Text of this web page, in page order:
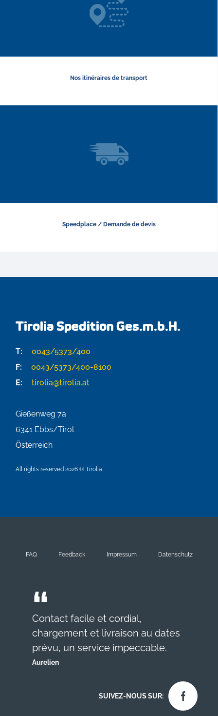
Nos itinéraires de transport
Speedplace / Demande de devis
Tirolia Spedition Ges.m.b.H.
T:
0043/5373/400
F:
0043/5373/400-8100
E:
tirolia@tirolia.at
Gießenweg 7a
6341 Ebbs/Tirol
Österreich
All rights reserved 2026 © Tirolia
FAQ Feedback Impressum Datenschutz
Contact facile et cordial,
chargement et livraison au dates
prévu, un service impeccable.
Aurelien
SUIVEZ-NOUS SUR: